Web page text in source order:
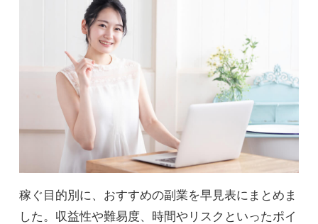
稼ぐ目的別に、おすすめの副業を早見表にまとめま
した。収益性や難易度、時間やリスクといったポイ